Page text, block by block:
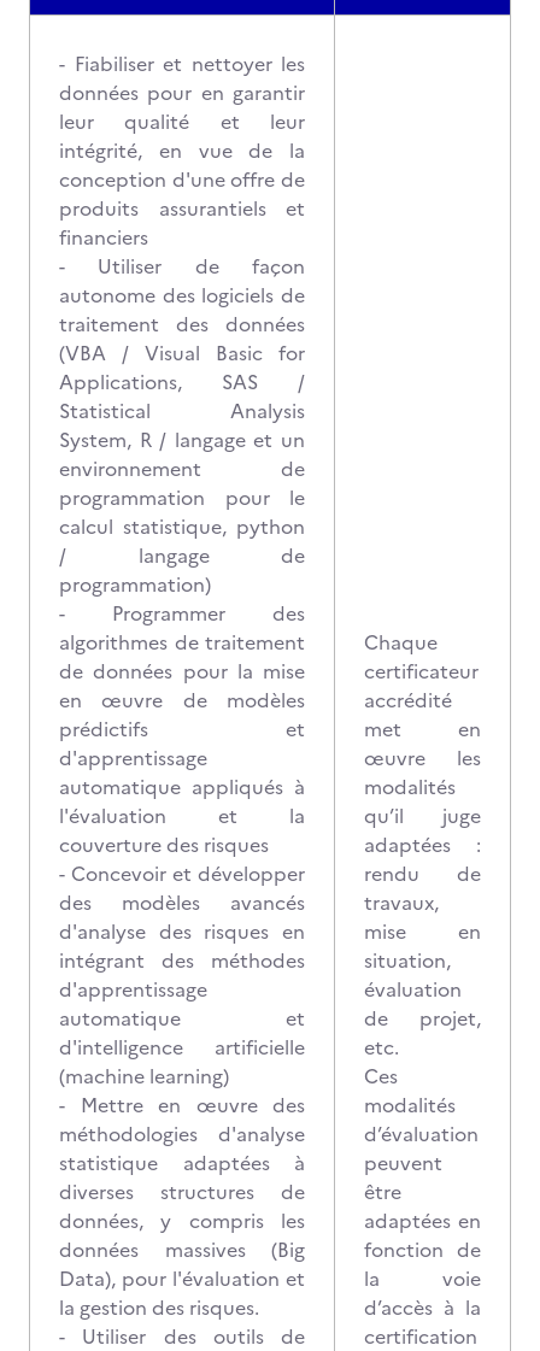
- Fiabiliser et nettoyer les
données pour en garantir
leur qualité et leur
intégrité, en vue de la
conception d'une offre de
produits assurantiels et
financiers
- Utiliser de façon
autonome des logiciels de
traitement des données
(VBA / Visual Basic for
Applications, SAS /
Statistical Analysis
System, R / langage et un
environnement de
programmation pour le
calcul statistique, python
/ langage de
programmation)
- Programmer des
algorithmes de traitement
de données pour la mise
en œuvre de modèles
prédictifs et
d'apprentissage
automatique appliqués à
l'évaluation et la
couverture des risques
- Concevoir et développer
des modèles avancés
d'analyse des risques en
intégrant des méthodes
d'apprentissage
automatique et
d'intelligence artificielle
(machine learning)
- Mettre en œuvre des
méthodologies d'analyse
statistique adaptées à
diverses structures de
données, y compris les
données massives (Big
Data), pour l'évaluation et
la gestion des risques.
- Utiliser des outils de
Chaque
certificateur
accrédité
met en
œuvre les
modalités
qu’il juge
adaptées :
rendu de
travaux,
mise en
situation,
évaluation
de projet,
etc.
Ces
modalités
d’évaluation
peuvent
être
adaptées en
fonction de
la voie
d’accès à la
certification